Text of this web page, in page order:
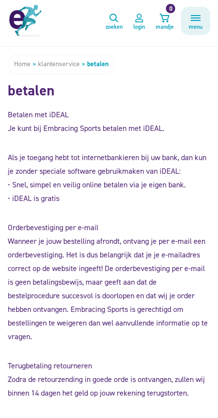
zoeken login mandje
0
menu
Home » klantenservice » betalen
betalen
Betalen met iDEAL
Je kunt bij Embracing Sports betalen met iDEAL.
Als je toegang hebt tot internetbankieren bij uw bank, dan kun
je zonder speciale software gebruikmaken van iDEAL:
• Snel, simpel en veilig online betalen via je eigen bank.
• iDEAL is gratis
Orderbevestiging per e-mail
Wanneer je jouw bestelling afrondt, ontvang je per e-mail een
orderbevestiging. Het is dus belangrijk dat je je e-mailadres
correct op de website ingeeft! De orderbevestiging per e-mail
is geen betalingsbewijs, maar geeft aan dat de
bestelprocedure succesvol is doorlopen en dat wij je order
hebben ontvangen. Embracing Sports is gerechtigd om
bestellingen te weigeren dan wel aanvullende informatie op te
vragen.
Terugbetaling retourneren
Zodra de retourzending in goede orde is ontvangen, zullen wij
binnen 14 dagen het geld op jouw rekening terugstorten.